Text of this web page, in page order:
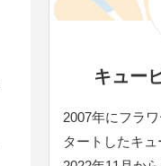
キュー
2007年にフラ
タートしたキュ